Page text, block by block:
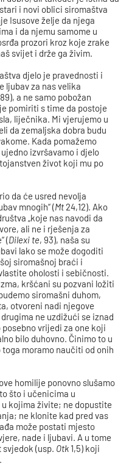
i novi oblici siromaštva
Isusove želje da njega
i da njemu samome u
prozori kroz koje zrake
svijet i drže ga živim.
djelo je pravednosti i
ljubav za nas velika
a ne samo pobožan
pomiriti s time da postoje
liječnika. Mi vjerujemo u
da zemaljska dobra budu
Kada pomažemo
izvršavamo i djelo
život koji mu po
da će usred nevolja
mnogih“ (Mt 24,12). Ako
„koje nas navodi da
ali ne i rješenja za
(Dilexi te, 93), naša su
lako se može dogoditi
siromašnoj braći i
oholosti i sebičnosti.
kršćani su pozvani ložiti
siromašni duhom,
otvoreni nadi njegove
ne uzdižući se iznad
vrijedi za one koji
bilo duhovno. Činimo to u
moramo naučiti od onih
homilije ponovno slušamo
što i učenicima u
kojima živite; ne dopustite
ne klonite kad pred vas
može postati mjesto
nade i ljubavi. A u tome
(usp. Otk 1,5) koji